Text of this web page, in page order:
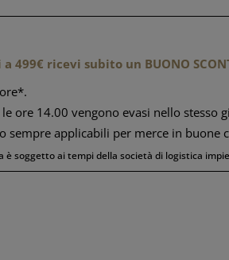
499€ ricevi subito un BUONO
ore 14.00 vengono evasi nello stesso
sempre applicabili per merce in buone
soggetto ai tempi della società di logistica